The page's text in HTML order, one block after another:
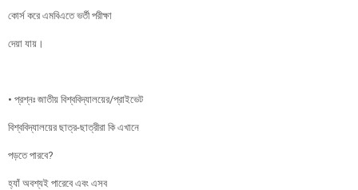
কোর্স করে এমবিএতে ভর্তী পরীক্ষা
দেয়া যায়।
• প্রশ্নঃ জাতীয় বিশ্ববিদ্যালয়ের/প্রাইভেট
বিশ্ববিদ্যালয়ের ছাত্র-ছাত্রীরা কি এখানে
পড়তে পারবে?
হ্যাঁ অবশ্যই পারেবে এবং এসব